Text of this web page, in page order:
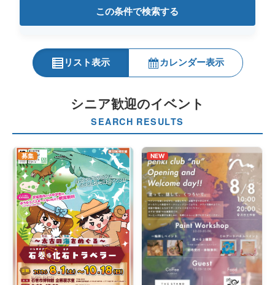
この条件で検索する
リスト表示 カレンダー表示
シニア歓迎のイベント
SEARCH RESULTS
募集 NEW